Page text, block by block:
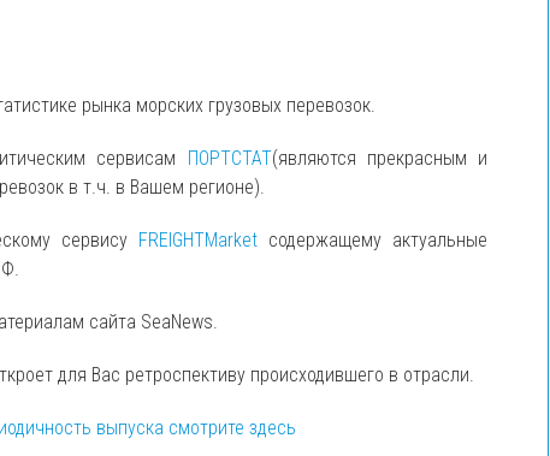
рынка морских грузовых перевозок.
сервисам ПОРТСТАТ(являются прекрасным и
в т.ч. в Вашем регионе).
сервису FREIGHTMarketсодержащему актуальные
сайта SeaNews.
для Вас ретроспективу происходившего в отрасли.
выпуска смотрите здесь